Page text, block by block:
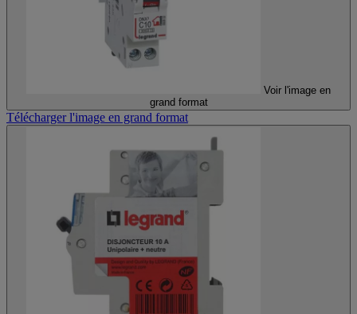
Voir l'image en
grand format
Télécharger l'image en grand format